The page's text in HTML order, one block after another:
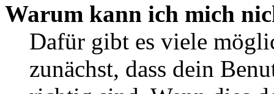
Warum kann ich mich
Dafür gibt es viele
zunächst, dass dein